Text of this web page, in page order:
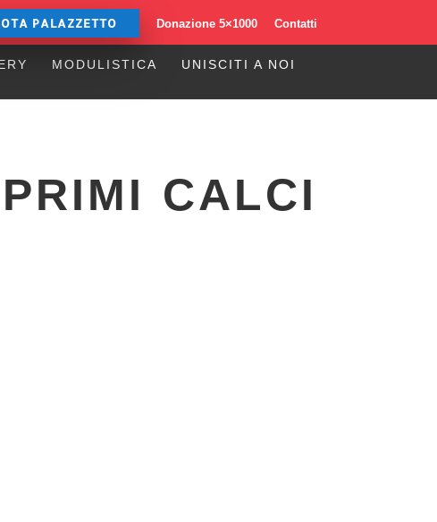
PALAZZETTO Donazione 5×1000 Contatti
MODULISTICA UNISCITI A NOI
CALCI